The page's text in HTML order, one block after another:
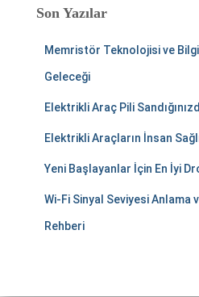
Son Yazılar
Memristör Teknolojisi ve
Geleceği
Elektrikli Araç Pili
Elektrikli Araçların İnsan
Yeni Başlayanlar İçin En İyi
Wi-Fi Sinyal Seviyesi Anlama
Rehberi